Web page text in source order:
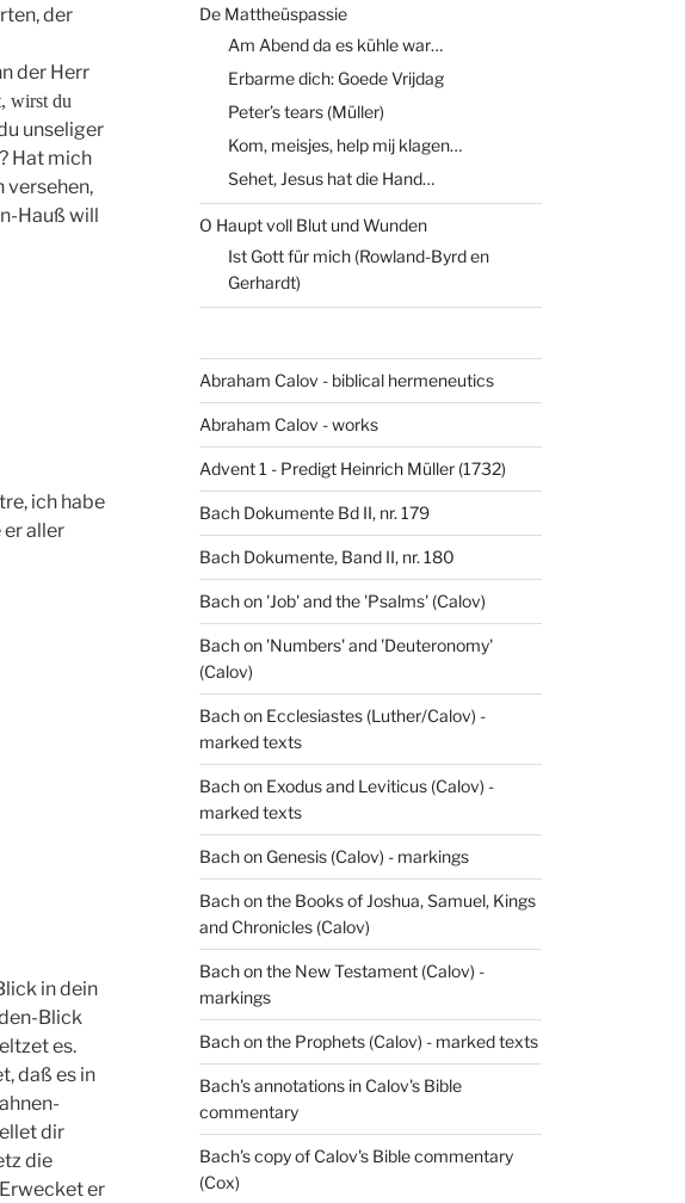
der
der Herr
wirst du
unseliger
Hat mich
versehen,
Hauß will
ich habe
aller
in dein
Blick
es.
daß es in
dir
die
er
De Mattheüspassie
Am Abend da es kühle war…
Erbarme dich: Goede Vrijdag
Peter’s tears (Müller)
Kom, meisjes, help mij klagen…
Sehet, Jesus hat die Hand…
O Haupt voll Blut und Wunden
Ist Gott für mich (Rowland-Byrd en
Gerhardt)
Abraham Calov - biblical hermeneutics
Abraham Calov - works
Advent 1 - Predigt Heinrich Müller (1732)
Bach Dokumente Bd II, nr. 179
Bach Dokumente, Band II, nr. 180
Bach on 'Job' and the 'Psalms' (Calov)
Bach on 'Numbers' and 'Deuteronomy'
(Calov)
Bach on Ecclesiastes (Luther/Calov) -
marked texts
Bach on Exodus and Leviticus (Calov) -
marked texts
Bach on Genesis (Calov) - markings
Bach on the Books of Joshua, Samuel, Kings
and Chronicles (Calov)
Bach on the New Testament (Calov) -
markings
Bach on the Prophets (Calov) - marked texts
Bach's annotations in Calov's Bible
commentary
Bach's copy of Calov's Bible commentary
(Cox)